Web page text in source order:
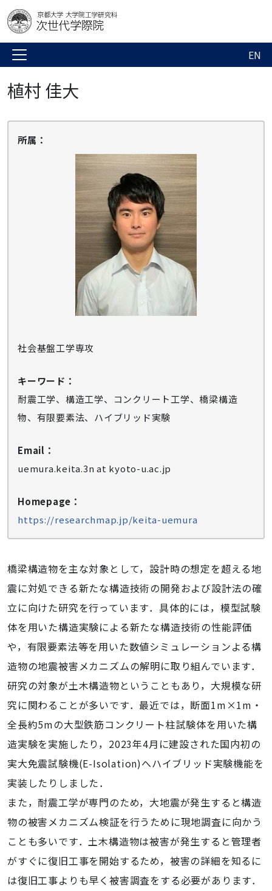
EN
植村 佳大
所属：
社会基盤工学専攻
キーワード：
耐震工学、構造工学、コンクリート工学、橋梁構造
物、有限要素法、ハイブリッド実験
Email：
uemura.keita.3n at kyoto-u.ac.jp
Homepage：
https://researchmap.jp/keita-uemura
橋梁構造物を主な対象として，設計時の想定を超える地
震に対処できる新たな構造技術の開発および設計法の確
立に向けた研究を行っています．具体的には，模型試験
体を用いた構造実験による新たな構造技術の性能評価
や，有限要素法等を用いた数値シミュレーションよる構
造物の地震被害メカニズムの解明に取り組んでいます．
研究の対象が土木構造物ということもあり，大規模な研
究に関わることが多いです．最近では，断面1m×1m・
全長約5mの大型鉄筋コンクリート柱試験体を用いた構
造実験を実施したり，2023年4月に建設された国内初の
実大免震試験機(E-Isolation)へハイブリッド実験機能を
実装したりしました．
また，耐震工学が専門のため，大地震が発生すると構造
物の被害メカニズム検証を行うために現地調査に向かう
ことも多いです．土木構造物は被害が発生すると管理者
がすぐに復旧工事を開始するため，被害の詳細を知るに
は復旧工事よりも早く被害調査をする必要があります．